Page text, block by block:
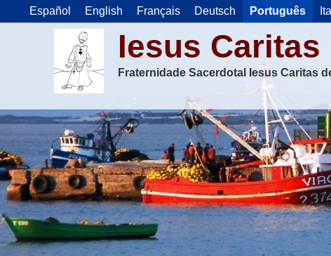
Español English Français Deutsch Português
Iesus Caritas
Fraternidade Sacerdotal Iesus Caritas